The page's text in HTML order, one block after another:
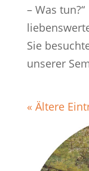
– Was
Sie
unserer
« Ältere